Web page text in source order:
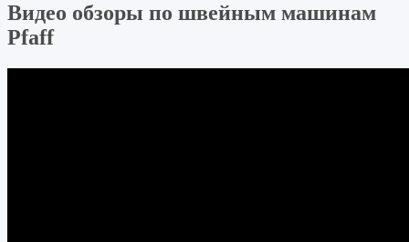
Видео обзоры по швейным машинам
Pfaff